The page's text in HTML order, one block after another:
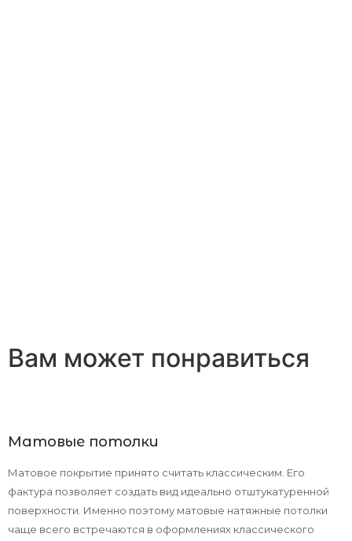
Вам может понравиться
Матовые потолки
Матовое покрытие принято считать классическим. Его
фактура позволяет создать вид идеально отштукатуренной
поверхности. Именно поэтому матовые натяжные потолки
чаще всего встречаются в оформлениях классического